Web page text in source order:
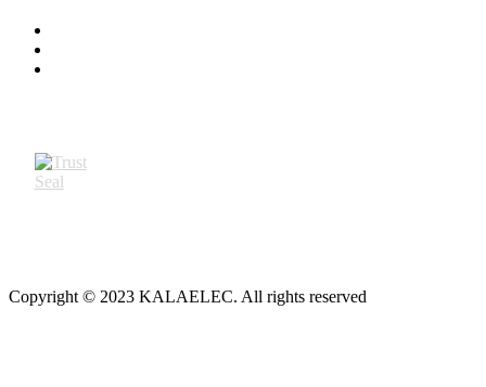
Copyright © 2023 KALAELEC. All rights reserved